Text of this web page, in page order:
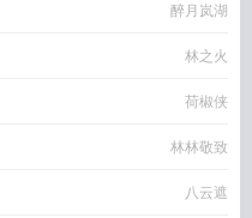
醉月岚湖
林之火
荷椒侠
林林敬致
八云遮